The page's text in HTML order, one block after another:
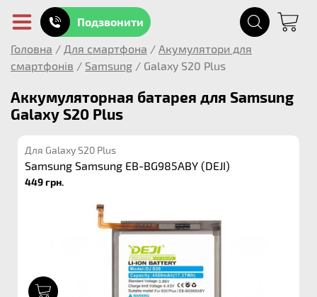
Подзвонити
Головна / Для смартфона / Акумулятори для
смартфонів / Samsung / Galaxy S20 Plus
Аккумуляторная батарея для Samsung
Galaxy S20 Plus
Для Galaxy S20 Plus
Samsung Samsung EB-BG985ABY (DEJI)
449 грн.